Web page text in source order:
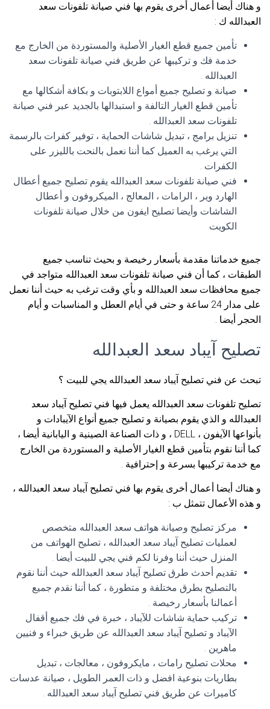
و هناك أيضا أعمال أخرى يقوم بها فني صيانة تلفونات سعد
العبدالله ك :
تأمين جميع قطع الغيار الأصلية والمستوردة من الخارج مع
خدمة فك و تركيبها عن طريق فني صيانة تلفونات سعد
العبدالله .
صيانة و تصليح جميع أمواع اللابتوبات و بكافة أشكالها مع
تأمين قطع الغيار التالفة و استبدالها بالجديد عبر فني صيانة
تلفونات سعد العبدالله .
تنزيل برامج ، تبديل شاشات الحماية ، توفير كفرات بالرسمة
التي يرغب به العميل كما أننا نعمل بالنحت بالليزر على
الكفرات .
فني صيانة تلفونات سعد العبدالله يقوم تصليح جميع أعطال
الهارد وير ، الرامات ، المعالج ، الميكروفون و أعطال
الشاشات وأيضا تصليح ايفون من خلال صيانة تلفونات
الكويت
جميع خدماتنا مقدمة بأسعار رخيصة و بحيث تناسب جميع
الطبقات ، كما أن فني صيانة تلفونات سعد العبدالله متواجد في
جميع محافظات سعد العبدالله و بأي وقت ترغب به حيث أننا نعمل
على مدار 24 ساعة و حتى في أيام العطل و المناسبات و أيام
الحجر أيضا .
تصليح آيباد سعد العبدالله
تبحث عن فني تصليح آيباد سعد العبدالله يجي للبيت ؟
تصليح تلفونات سعد العبدالله يعمل فيها فني تصليح آيباد سعد
العبدالله و الذي يقوم بصيانة و تصليح جميع أنواع الآيبادات و
بأنواعها الآيفون ، DELL ، و ذات الصناعة الصينية و اليابانية أيضا ،
كما أننا نقوم بتأمين قطع الغيار الأصلية و المستوردة من الخارج
مع خدمة تركيبها بسرعة و إحترافية .
و هناك أيضا أعمال أخرى يقوم بها فني تصليح آيباد سعد العبدالله ،
و هذه الأعمال تتمثل ب :
مركز تصليح وصيانة هواتف سعد العبدالله متخصص
لعمليات تصليح آيباد سعد العبدالله ، تصليح الهواتف من
المنزل حيث أننا وفرنا لكم فني يجي للبيت أيضا .
تقديم أحدث طرق تصليح آيباد سعد العبدالله حيث أننا نقوم
بالتصليح بطرق مختلفة و متطورة ، كما أننا نقدم جميع
أعمالنا بأسعار رخيصة .
تركيب حماية شاشات للآيباد ، خبرة في فك جميع أقفال
الآيباد و تصليح آيباد سعد العبدالله عن طريق خبراء و فنيين
ماهرين .
محلات تصليح رامات ، مايكروفون ، معالجات ، تبديل
بطاريات بنوعية افضل و ذات العمر الطويل ، صيانة عدسات
كاميرات عن طريق فني تصليح آيباد سعد العبدالله .